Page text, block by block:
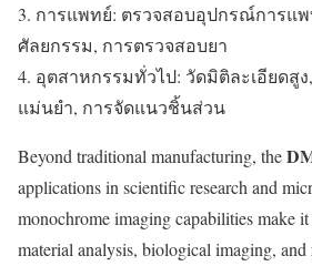
3. การแพทย์: ตรวจสอบอุปกรณ์การแ
ศัลยกรรม, การตรวจสอบยา
4. อุตสาหกรรมทั่วไป: วัดมิติละเอียดสู
แม่นยำ, การจัดแนวชิ้นส่วน
Beyond traditional manufacturing, the
applications in scientific research and
monochrome imaging capabilities make
material analysis, biological imaging, and